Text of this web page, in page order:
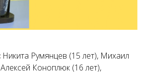
Никита Румянцев (15 лет), Михаил
Коноплюк (16 лет),